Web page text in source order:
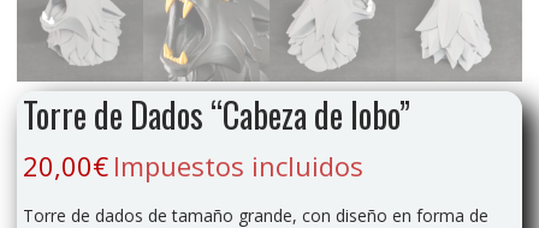
Torre de Dados “Cabeza de lobo”
20,00€ Impuestos incluidos
Torre de dados de tamaño grande, con diseño en forma de